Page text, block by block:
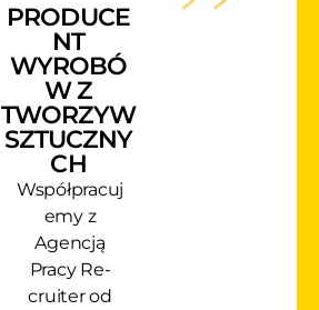
PRODUCE
NT
WYROBÓ
W Z
TWORZYW
SZTUCZNY
CH
Współpracuj
emy z
Agencją
Pracy Re-
cruiter od